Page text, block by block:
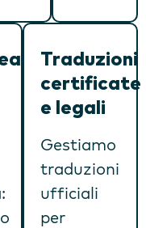
Traduzioni
certificate
e legali
Gestiamo
traduzioni
ufficiali
per